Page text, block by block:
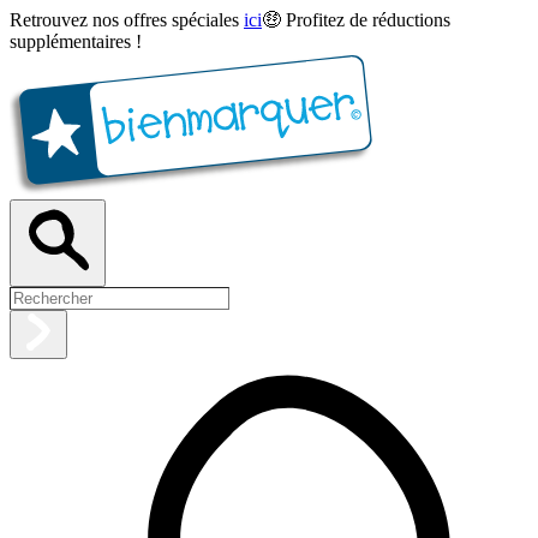
Retrouvez nos offres spéciales ici🤑 Profitez de réductions
supplémentaires !